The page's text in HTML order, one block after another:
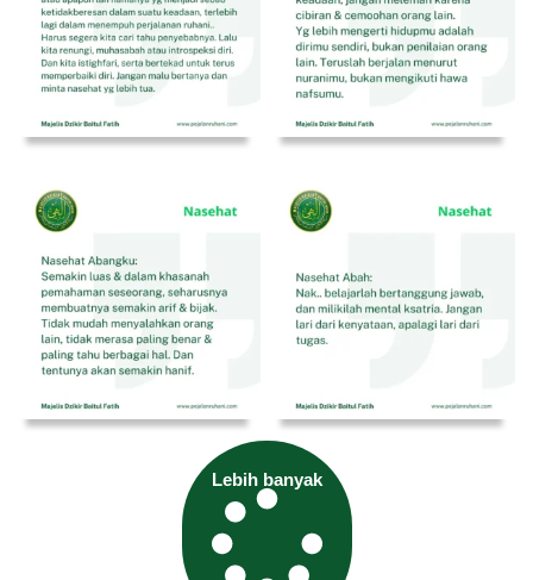
Lebih banyak